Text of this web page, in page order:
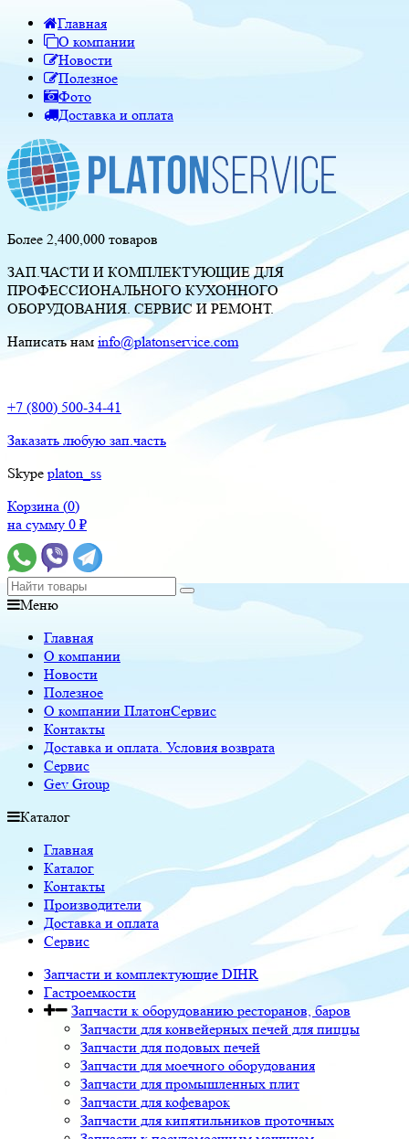
Главная
О компании
Новости
Полезное
Фото
Доставка и оплата
Более 2,400,000 товаров
ЗАП.ЧАСТИ И КОМПЛЕКТУЮЩИЕ ДЛЯ
ПРОФЕССИОНАЛЬНОГО КУХОННОГО
ОБОРУДОВАНИЯ. СЕРВИС И РЕМОНТ.
Написать нам info@platonservice.com
+7 (800) 500-34-41
Заказать любую зап.часть
Skype platon_ss
Корзина (0)
на сумму 0 ₽
Меню
Главная
О компании
Новости
Полезное
О компании ПлатонСервис
Контакты
Доставка и оплата. Условия возврата
Сервис
Gev Group
Каталог
Главная
Каталог
Контакты
Производители
Доставка и оплата
Сервис
Запчасти и комплектующие DIHR
Гастроемкости
Запчасти к оборудованию ресторанов, баров
Запчасти для конвейерных печей для пиццы
Запчасти для подовых печей
Запчасти для моечного оборудования
Запчасти для промышленных плит
Запчасти для кофеварок
Запчасти для кипятильников проточных